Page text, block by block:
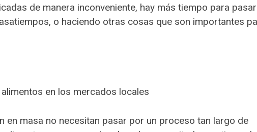
de manera inconveniente, hay más tiempo para pasar
o haciendo otras cosas que son importantes
en los mercados locales
en masa no necesitan pasar por un proceso tan largo de